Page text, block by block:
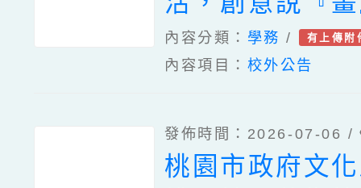
年全國學生犯
與創意短片徵
內容分類： 學務 / 有上傳附
內容項目： 校外公告
發佈時間：2026-07-06 /
桃園市政府文